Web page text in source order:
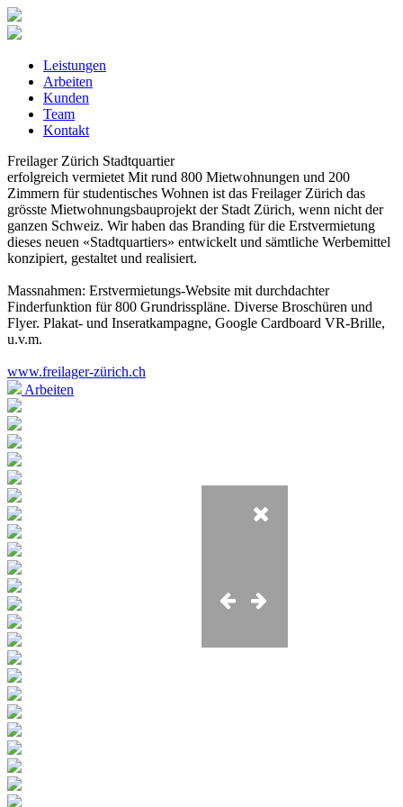
Leistungen
Arbeiten
Kunden
Team
Kontakt
Freilager Zürich Stadtquartier
erfolgreich vermietet Mit rund 800 Mietwohnungen und 200
Zimmern für studentisches Wohnen ist das Freilager Zürich das
grösste Mietwohnungsbauprojekt der Stadt Zürich, wenn nicht der
ganzen Schweiz. Wir haben das Branding für die Erstvermietung
dieses neuen «Stadtquartiers» entwickelt und sämtliche Werbemittel
konzipiert, gestaltet und realisiert.
Massnahmen: Erstvermietungs-Website mit durchdachter
Finderfunktion für 800 Grundrisspläne. Diverse Broschüren und
Flyer. Plakat- und Inseratkampagne, Google Cardboard VR-Brille,
u.v.m.
www.freilager-zürich.ch
Arbeiten